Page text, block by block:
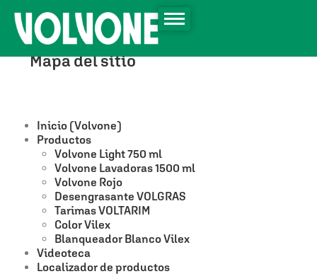
Mapa del sitio
Inicio (Volvone)
Productos
Volvone Light 750 ml
Volvone Lavadoras 1500 ml
Volvone Rojo
Desengrasante VOLGRAS
Tarimas VOLTARIM
Color Vilex
Blanqueador Blanco Vilex
Videoteca
Localizador de productos